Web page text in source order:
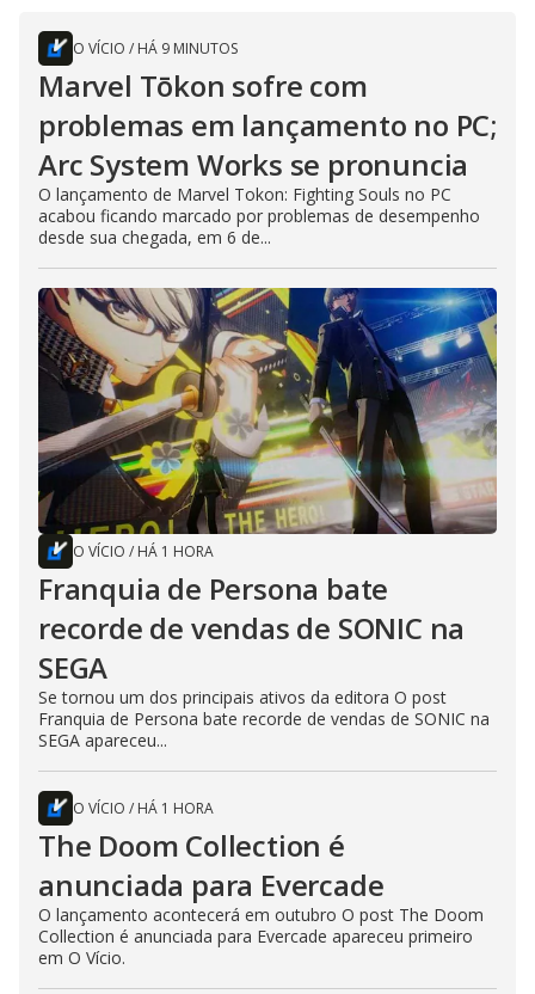
O VÍCIO / HÁ 9 MINUTOS
Marvel Tōkon sofre com
problemas em lançamento no PC;
Arc System Works se pronuncia
O lançamento de Marvel Tokon: Fighting Souls no PC
acabou ficando marcado por problemas de desempenho
desde sua chegada, em 6 de...
O VÍCIO / HÁ 1 HORA
Franquia de Persona bate
recorde de vendas de SONIC na
SEGA
Se tornou um dos principais ativos da editora O post
Franquia de Persona bate recorde de vendas de SONIC na
SEGA apareceu...
O VÍCIO / HÁ 1 HORA
The Doom Collection é
anunciada para Evercade
O lançamento acontecerá em outubro O post The Doom
Collection é anunciada para Evercade apareceu primeiro
em O Vício.